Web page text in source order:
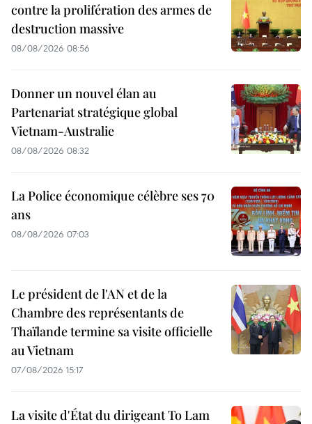
contre la prolifération des armes de
destruction massive
08/08/2026 08:56
Donner un nouvel élan au
Partenariat stratégique global
Vietnam-Australie
08/08/2026 08:32
La Police économique célèbre ses 70
ans
08/08/2026 07:03
Le président de l'AN et de la
Chambre des représentants de
Thaïlande termine sa visite officielle
au Vietnam
07/08/2026 15:17
La visite d'État du dirigeant To Lam